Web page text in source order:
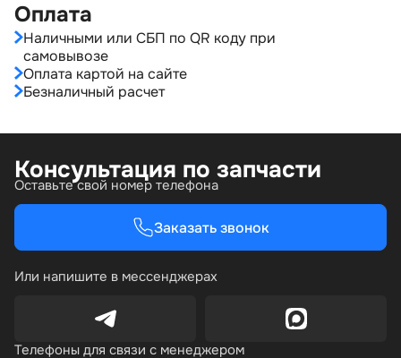
Оплата
Наличными или СБП по QR коду при
самовывозе
Оплата картой на сайте
Безналичный расчет
Консультация по запчасти
Оставьте свой номер телефона
Заказать звонок
Или напишите в мессенджерах
Телефоны для связи с менеджером